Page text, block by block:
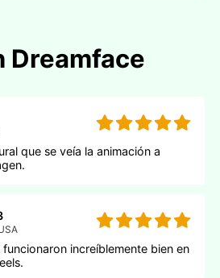
Dreamface
que se veía la animación a
increíblemente bien en